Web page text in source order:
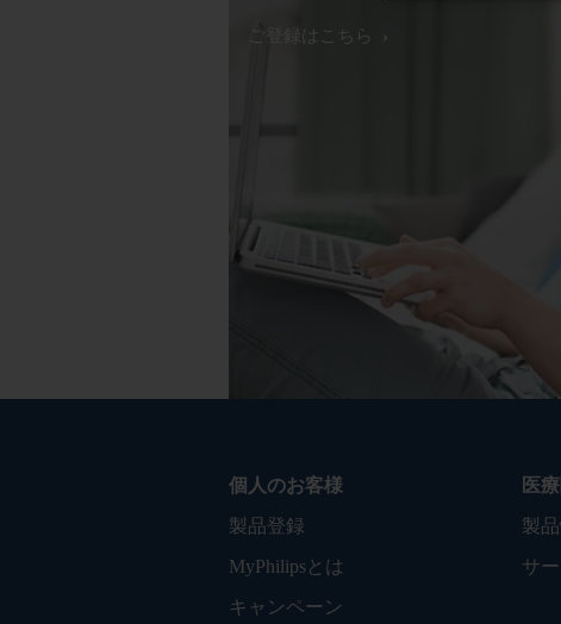
ご登録はこちら
個人のお客様
製品登録
MyPhilipsとは
キャンペーン
医
製
サ